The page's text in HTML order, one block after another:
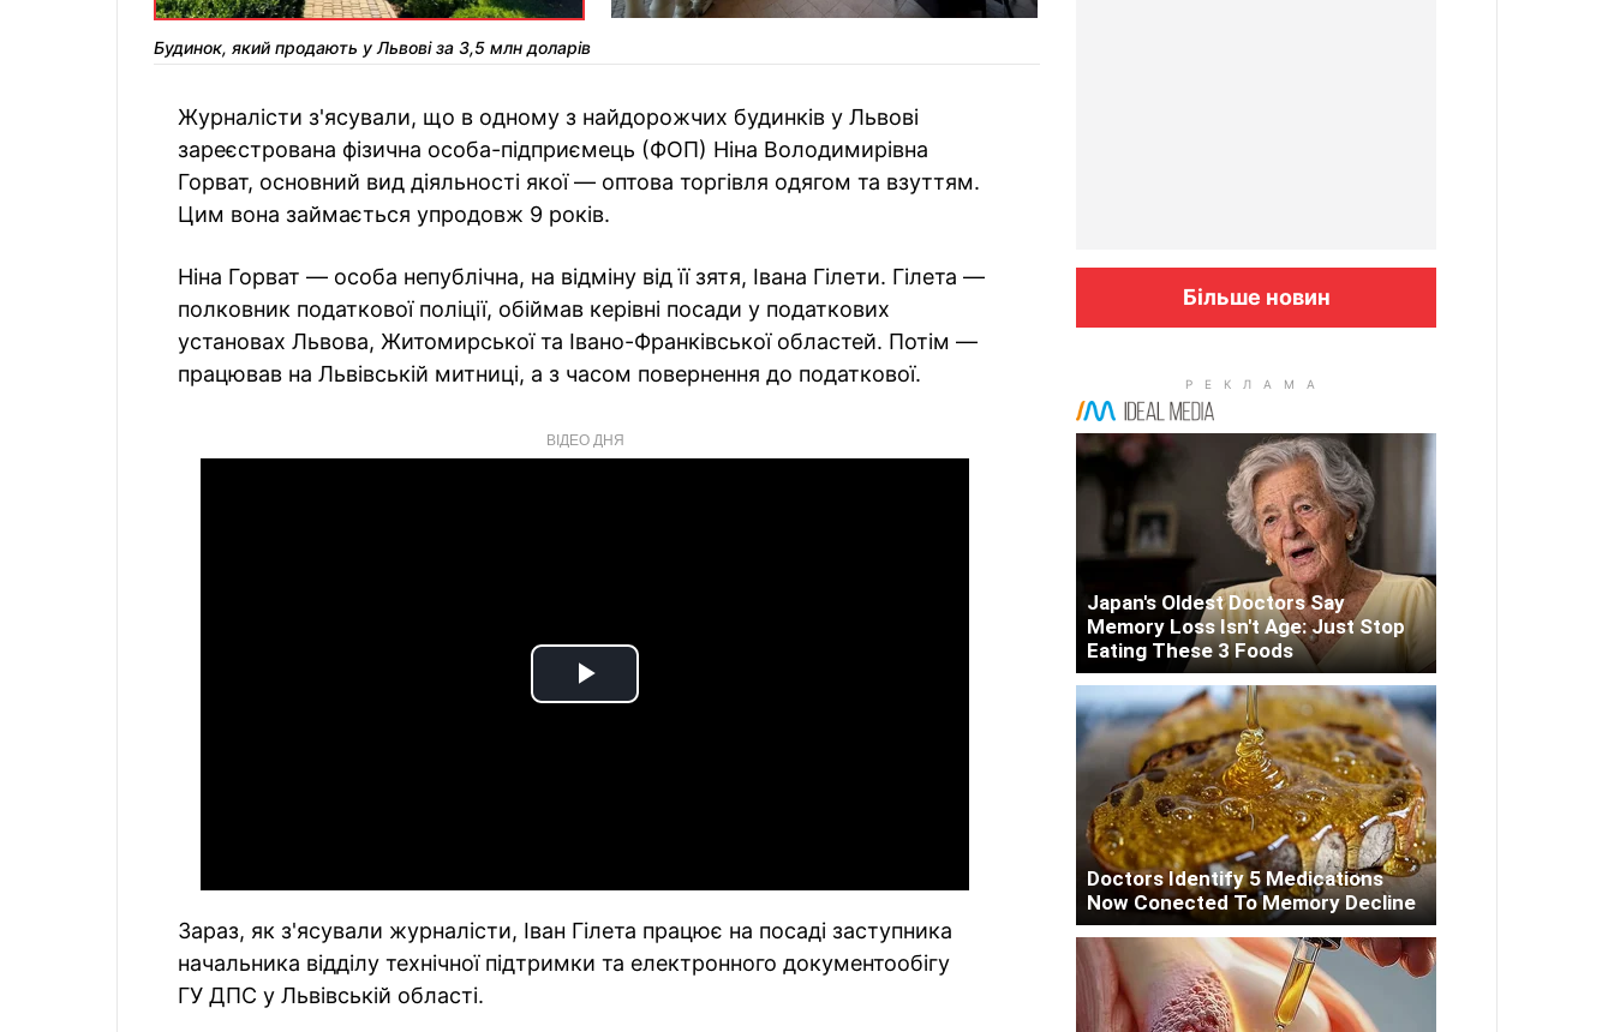
Будинок, який продають у Львові за 3,5 млн доларів
Журналісти з'ясували, що в одному з найдорожчих будинків у Львові
зареєстрована фізична особа-підприємець (ФОП) Ніна Володимирівна
Горват, основний вид діяльності якої — оптова торгівля одягом та взуттям.
Цим вона займається упродовж 9 років.
Ніна Горват — особа непублічна, на відміну від її зятя, Івана Гілети. Гілета —
полковник податкової поліції, обіймав керівні посади у податкових
установах Львова, Житомирської та Івано-Франківської областей. Потім —
працював на Львівській митниці, а з часом повернення до податкової.
ВІДЕО ДНЯ
Play
Зараз, як з'ясували журналісти, Іван Гілета працює на посаді заступника
начальника відділу технічної підтримки та електронного документообігу
ГУ ДПС у Львівській області.
Більше новин
Japan's Oldest Doctors Say
Memory Loss Isn't Age: Just Stop
Eating These 3 Foods
Doctors Identify 5 Medications
Now Conected To Memory Decline